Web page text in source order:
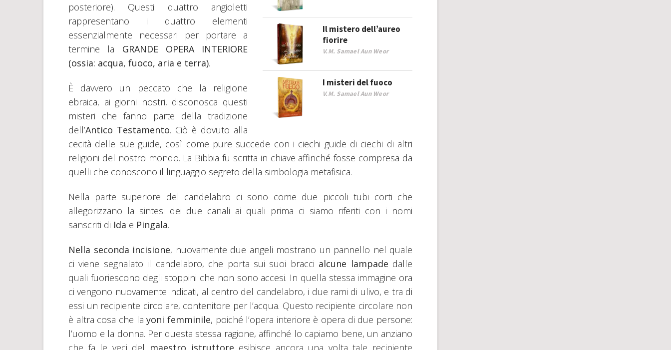
Il mistero dell’aureo
fiorire
V.M. Samael Aun Weor
I misteri del fuoco
V.M. Samael Aun Weor
posteriore). Questi quattro angioletti
rappresentano i quattro elementi
essenzialmente necessari per portare a
termine la GRANDE OPERA INTERIORE
(ossia: acqua, fuoco, aria e terra).
È davvero un peccato che la religione
ebraica, ai giorni nostri, disconosca questi
misteri che fanno parte della tradizione
dell’Antico Testamento. Ciò è dovuto alla
cecità delle sue guide, così come pure succede con i ciechi guide di ciechi di altri
religioni del nostro mondo. La Bibbia fu scritta in chiave affinché fosse compresa da
quelli che conoscono il linguaggio segreto della simbologia metafisica.
Nella parte superiore del candelabro ci sono come due piccoli tubi corti che
allegorizzano la sintesi dei due canali ai quali prima ci siamo riferiti con i nomi
sanscriti di Ida e Pingala.
Nella seconda incisione, nuovamente due angeli mostrano un pannello nel quale
ci viene segnalato il candelabro, che porta sui suoi bracci alcune lampade dalle
quali fuoriescono degli stoppini che non sono accesi. In quella stessa immagine ora
ci vengono nuovamente indicati, al centro del candelabro, i due rami di ulivo, e tra di
essi un recipiente circolare, contenitore per l’acqua. Questo recipiente circolare non
è altra cosa che layoni femminile, poiché l’opera interiore è opera di due persone:
l’uomo e la donna. Per questa stessa ragione, affinché lo capiamo bene, un anziano